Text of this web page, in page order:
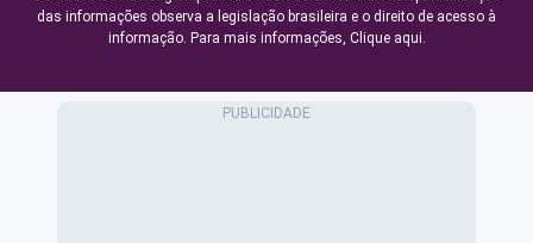
das informações observa a legislação brasileira e o direito de acesso à
informação. Para mais informações, Clique aqui.